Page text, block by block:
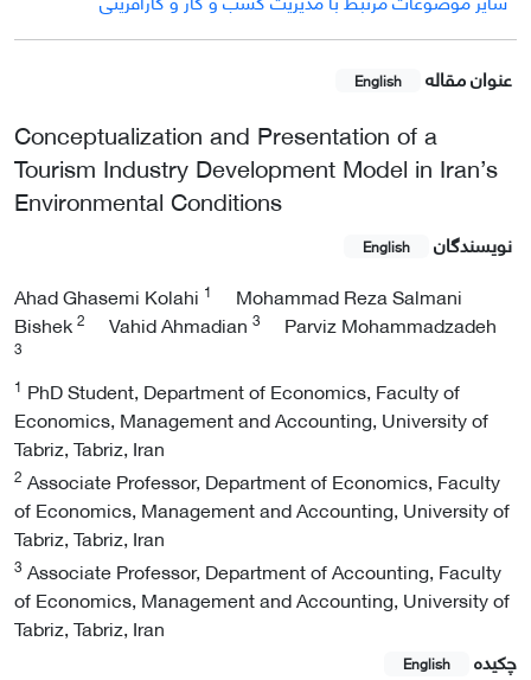
عنوان مقاله English
Conceptualization and Presentation of a
Tourism Industry Development Model in Iran’s
Environmental Conditions
نویسندگان English
Ahad Ghasemi Kolahi 1
Mohammad Reza Salmani
Bishek2 Vahid Ahmadian 3 Parviz Mohammadzadeh
3
1 PhD Student, Department of Economics, Faculty of
Economics, Management and Accounting, University of
Tabriz, Tabriz, Iran
2 Associate Professor, Department of Economics, Faculty
of Economics, Management and Accounting, University of
Tabriz, Tabriz, Iran
3 Associate Professor, Department of Accounting, Faculty
of Economics, Management and Accounting, University of
Tabriz, Tabriz, Iran
چکیده
English